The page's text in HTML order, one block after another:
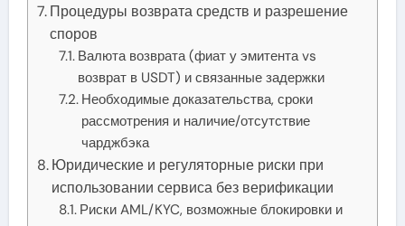
Процедуры возврата средств и разрешение
споров
Валюта возврата (фиат у эмитента vs
возврат в USDT) и связанные задержки
Необходимые доказательства, сроки
рассмотрения и наличие/отсутствие
чарджбэка
Юридические и регуляторные риски при
использовании сервиса без верификации
Риски AML/KYC, возможные блокировки и